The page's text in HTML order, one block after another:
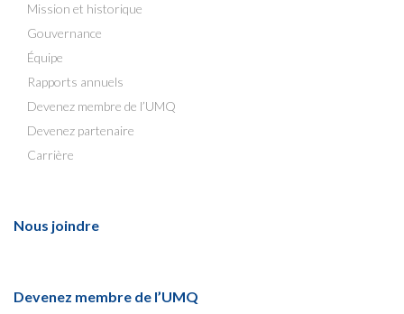
Mission et historique
Gouvernance
Équipe
Rapports annuels
Devenez membre de l’UMQ
Devenez partenaire
Carrière
Nous joindre
Devenez membre de l’UMQ